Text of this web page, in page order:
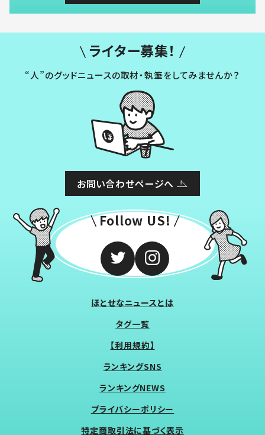
ライター募集！
“人”のグッドニュースの取材・執筆をしてみませんか？
お問い合わせページへ
Follow US!
ほとせなニュースとは
タグ一覧
【利用規約】
ランキングSNS
ランキングNEWS
プライバシーポリシー
特定商取引法に基づく表示